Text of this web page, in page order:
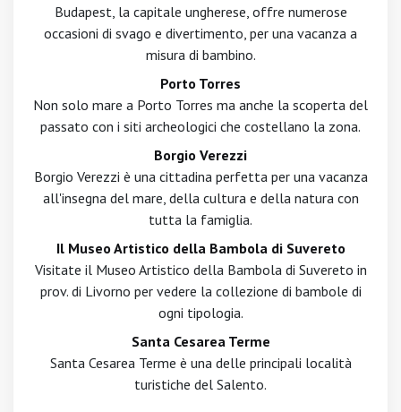
Budapest, la capitale ungherese, offre numerose
occasioni di svago e divertimento, per una vacanza a
misura di bambino.
Porto Torres
Non solo mare a Porto Torres ma anche la scoperta del
passato con i siti archeologici che costellano la zona.
Borgio Verezzi
Borgio Verezzi è una cittadina perfetta per una vacanza
all'insegna del mare, della cultura e della natura con
tutta la famiglia.
Il Museo Artistico della Bambola di Suvereto
Visitate il Museo Artistico della Bambola di Suvereto in
prov. di Livorno per vedere la collezione di bambole di
ogni tipologia.
Santa Cesarea Terme
Santa Cesarea Terme è una delle principali località
turistiche del Salento.